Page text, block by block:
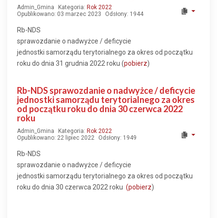
Admin_Gmina Kategoria: Rok 2022
Opublikowano: 03 marzec 2023
Odsłony: 1944
Rb-NDS
sprawozdanie o nadwyżce / deficycie
jednostki samorządu terytorialnego za okres od początku
roku do dnia 31 grudnia 2022 roku (pobierz)
Rb-NDS sprawozdanie o nadwyżce / deficycie
jednostki samorządu terytorialnego za okres
od początku roku do dnia 30 czerwca 2022
roku
Admin_Gmina Kategoria: Rok 2022
Opublikowano: 22 lipiec 2022
Odsłony: 1949
Rb-NDS
sprawozdanie o nadwyżce / deficycie
jednostki samorządu terytorialnego za okres od początku
roku do dnia 30 czerwca 2022 roku (pobierz)